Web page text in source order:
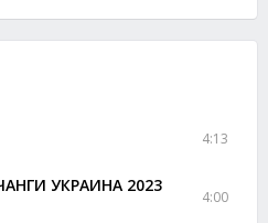
4:13
УКРАИНА 2023
4:00